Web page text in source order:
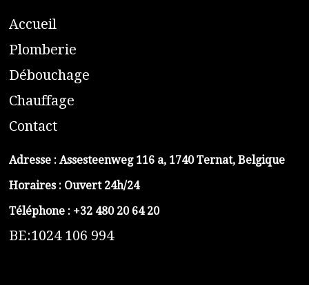
Accueil
​Plomberie
Débouchage
Chauffage
Contact
Adresse : Assesteenweg 116 a, 1740 Ternat, Belgique
Horaires : Ouvert 24h/24
Téléphone : +32 480 20 64 20
BE:1024 106 994